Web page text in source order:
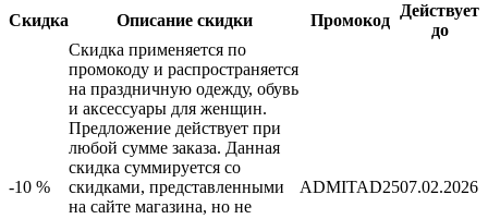
Скидка Описание скидки Промокод
Действует
до
-10 %
Скидка применяется по
промокоду и распространяется
на праздничную одежду, обувь
и аксессуары для женщин.
Предложение действует при
любой сумме заказа. Данная
скидка суммируется со
скидками, представленными
на сайте магазина, но не
ADMITAD2507.02.2026